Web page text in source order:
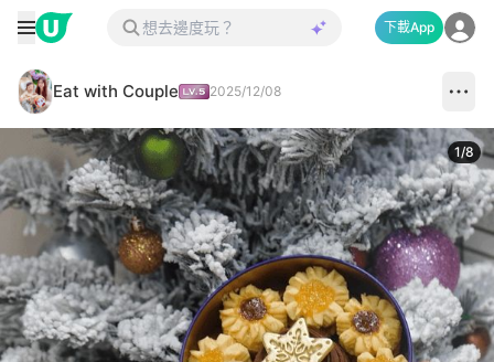
下載App
Eat with Couple 2025/12/08
1/8